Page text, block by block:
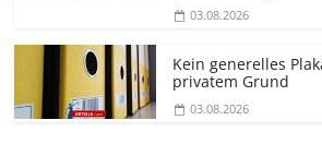
03.08.2026
Kein generelles
privatem Grund
03.08.2026